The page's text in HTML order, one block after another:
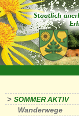
> SOMMER AKTIV
Wanderwege